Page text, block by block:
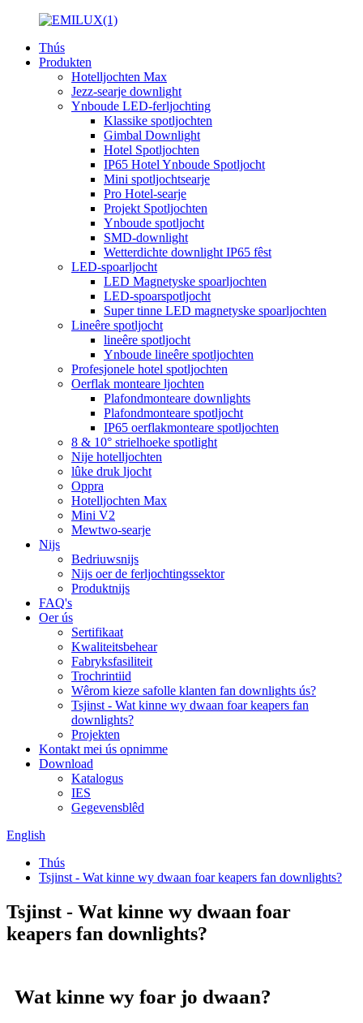
Thús
Produkten
Hotelljochten Max
Jezz-searje downlight
Ynboude LED-ferljochting
Klassike spotljochten
Gimbal Downlight
Hotel Spotljochten
IP65 Hotel Ynboude Spotljocht
Mini spotljochtsearje
Pro Hotel-searje
Projekt Spotljochten
Ynboude spotljocht
SMD-downlight
Wetterdichte downlight IP65 fêst
LED-spoarljocht
LED Magnetyske spoarljochten
LED-spoarspotljocht
Super tinne LED magnetyske spoarljochten
Lineêre spotljocht
lineêre spotljocht
Ynboude lineêre spotljochten
Profesjonele hotel spotljochten
Oerflak monteare ljochten
Plafondmonteare downlights
Plafondmonteare spotljocht
IP65 oerflakmonteare spotljochten
8 & 10° strielhoeke spotlight
Nije hotelljochten
lûke druk ljocht
Oppra
Hotelljochten Max
Mini V2
Mewtwo-searje
Nijs
Bedriuwsnijs
Nijs oer de ferljochtingssektor
Produktnijs
FAQ's
Oer ús
Sertifikaat
Kwaliteitsbehear
Fabryksfasiliteit
Trochrintiid
Wêrom kieze safolle klanten fan downlights ús?
Tsjinst - Wat kinne wy ​​dwaan foar keapers fan
downlights?
Projekten
Kontakt mei ús opnimme
Download
Katalogus
IES
Gegevensblêd
English
Thús
Tsjinst - Wat kinne wy ​​dwaan foar keapers fan downlights?
Tsjinst - Wat kinne wy ​​dwaan foar
keapers fan downlights?
Wat kinne wy ​​foar jo dwaan?